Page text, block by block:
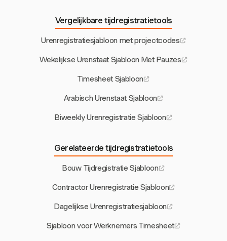
Vergelijkbare tijdregistratietools
Urenregistratiesjabloon met projectcodes
Wekelijkse Urenstaat Sjabloon Met Pauzes
Timesheet Sjabloon
Arabisch Urenstaat Sjabloon
Biweekly Urenregistratie Sjabloon
Gerelateerde tijdregistratietools
Bouw Tijdregistratie Sjabloon
Contractor Urenregistratie Sjabloon
Dagelijkse Urenregistratiesjabloon
Sjabloon voor Werknemers Timesheet